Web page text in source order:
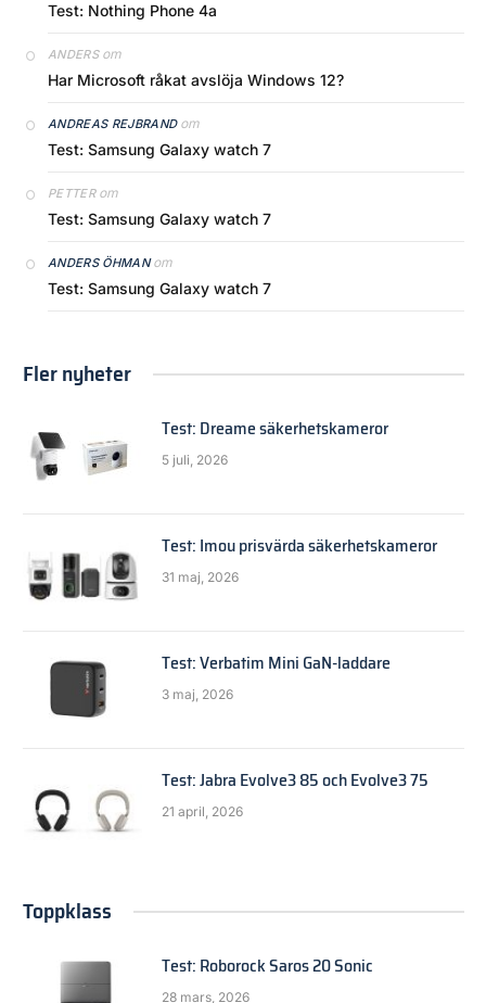
Test: Nothing Phone 4a
ANDERSom
Har Microsoft råkat avslöja Windows 12?
ANDREAS REJBRANDom
Test: Samsung Galaxy watch 7
PETTERom
Test: Samsung Galaxy watch 7
ANDERS ÖHMANom
Test: Samsung Galaxy watch 7
Fler nyheter
Test: Dreame säkerhetskameror
5 juli, 2026
Test: Imou prisvärda säkerhetskameror
31 maj, 2026
Test: Verbatim Mini GaN-laddare
3 maj, 2026
Test: Jabra Evolve3 85 och Evolve3 75
21 april, 2026
Toppklass
Test: Roborock Saros 20 Sonic
28 mars, 2026